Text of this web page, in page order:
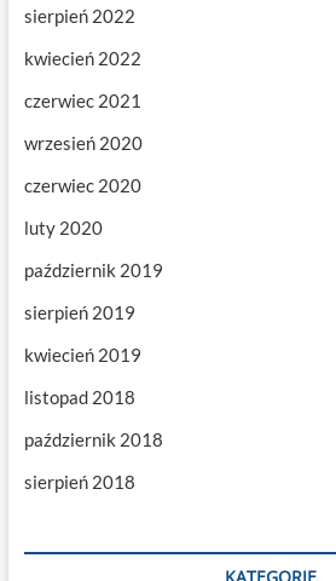
sierpień 2022
kwiecień 2022
czerwiec 2021
wrzesień 2020
czerwiec 2020
luty 2020
październik 2019
sierpień 2019
kwiecień 2019
listopad 2018
październik 2018
sierpień 2018